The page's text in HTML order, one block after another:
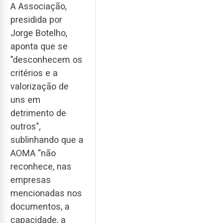
A Associação,
presidida por
Jorge Botelho,
aponta que se
"desconhecem os
critérios e a
valorização de
uns em
detrimento de
outros",
sublinhando que a
AOMA "não
reconhece, nas
empresas
mencionadas nos
documentos, a
capacidade, a